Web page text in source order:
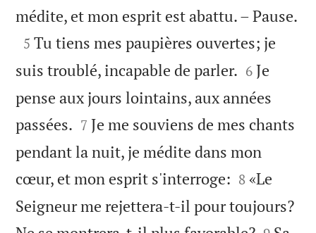
médite, et mon esprit est abattu. – Pause.

5 Tu tiens mes paupières ouvertes; je
suis troublé, incapable de parler. 

6 Je
pense aux jours lointains, aux années
passées. 

7 Je me souviens de mes chants
pendant la nuit, je médite dans mon
cœur, et mon esprit s'interroge: 

8 «Le
Seigneur me rejettera-t-il pour toujours?